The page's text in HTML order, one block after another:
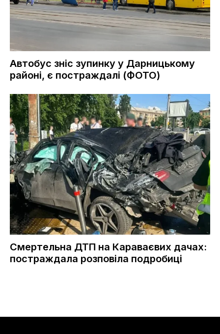
Автобус зніс зупинку у Дарницькому
районі, є постраждалі (ФОТО)
Смертельна ДТП на Караваєвих дачах:
постраждала розповіла подробиці